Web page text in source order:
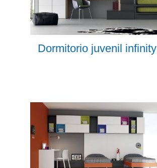
Dormitorio juvenil